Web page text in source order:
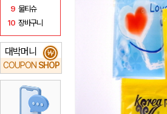
9 물티슈
10 장바구니
대박머니
COUPON SHOP
₩